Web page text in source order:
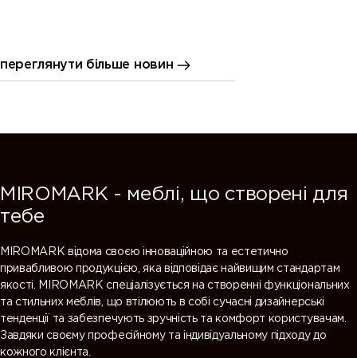
MIROMARK - меблі, що створені для
тебе
MIROMARK відома своєю інноваційною та естетично
привабливою продукцією, яка відповідає найвищим стандартам
якості. MIROMARK спеціалізується на створенні функціональних
та стильних меблів, що втілюють в собі сучасні дизайнерські
тенденції та забезпечують зручність та комфорт користувачам.
Завдяки своєму професійному та індивідуальному підходу до
кожного клієнта.
переглянути більше новин